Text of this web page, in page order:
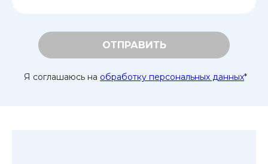
ОТПРАВИТЬ
Я соглашаюсь на обработку персональных данных*